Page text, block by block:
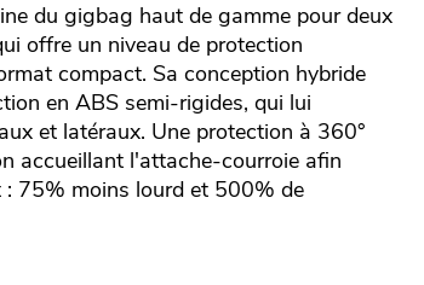
du gigbag haut de gamme pour deux
offre un niveau de protection
compact. Sa conception hybride
en ABS semi-rigides, qui lui
et latéraux. Une protection à 360°
accueillant l'attache-courroie afin
75% moins lourd et 500% de